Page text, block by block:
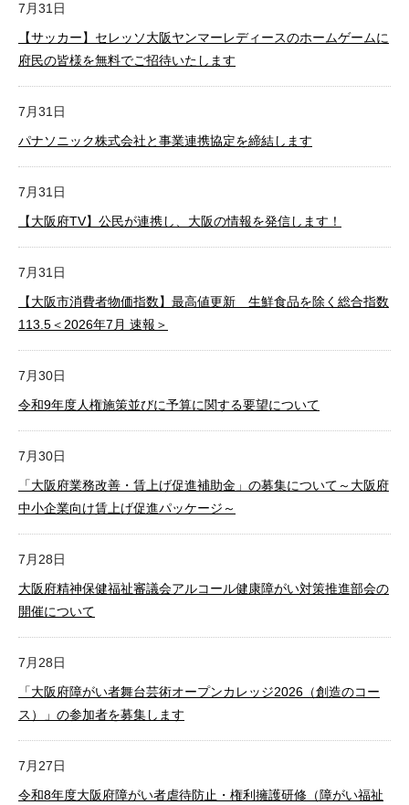
7月31日
【サッカー】セレッソ大阪ヤンマーレディースのホームゲームに
府民の皆様を無料でご招待いたします
7月31日
パナソニック株式会社と事業連携協定を締結します
7月31日
【大阪府TV】公民が連携し、大阪の情報を発信します！
7月31日
【大阪市消費者物価指数】最高値更新 生鮮食品を除く総合指数
113.5＜2026年7月 速報＞
7月30日
令和9年度人権施策並びに予算に関する要望について
7月30日
「大阪府業務改善・賃上げ促進補助金」の募集について～大阪府
中小企業向け賃上げ促進パッケージ～
7月28日
大阪府精神保健福祉審議会アルコール健康障がい対策推進部会の
開催について
7月28日
「大阪府障がい者舞台芸術オープンカレッジ2026（創造のコー
ス）」の参加者を募集します
7月27日
令和8年度大阪府障がい者虐待防止・権利擁護研修（障がい福祉